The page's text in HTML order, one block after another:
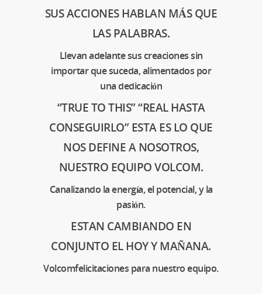
SUS ACCIONES HABLAN MÁS QUE
LAS PALABRAS.
Llevan adelante sus creaciones sin
importar que suceda, alimentados por
una dedicación
“TRUE TO THIS” “REAL HASTA
CONSEGUIRLO” ESTA ES LO QUE
NOS DEFINE A NOSOTROS,
NUESTRO EQUIPO VOLCOM.
Canalizando la energía, el potencial, y la
pasión.
ESTAN CAMBIANDO EN
CONJUNTO EL HOY Y MAÑANA.
Volcomfelicitaciones para nuestro equipo.